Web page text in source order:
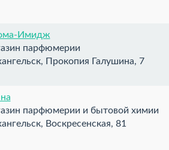
Имидж
парфюмерии
Прокопия Галушина, 7
парфюмерии и бытовой химии
Воскресенская, 81